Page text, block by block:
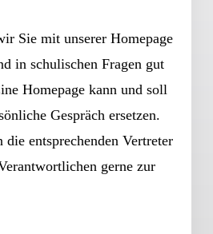
Sie mit unserer Homepage
in schulischen Fragen gut
Homepage kann und soll
Gespräch ersetzen.
die entsprechenden Vertreter
gerne zur